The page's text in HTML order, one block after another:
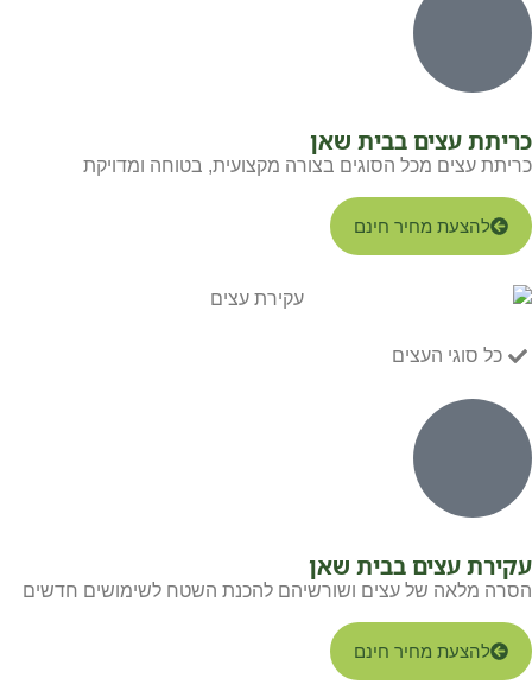
כריתת עצים בבית שאן
כריתת עצים מכל הסוגים בצורה מקצועית, בטוחה ומדויקת
להצעת מחיר חינם
כל סוגי העצים
עקירת עצים בבית שאן
הסרה מלאה של עצים ושורשיהם להכנת השטח לשימושים חדשים
להצעת מחיר חינם